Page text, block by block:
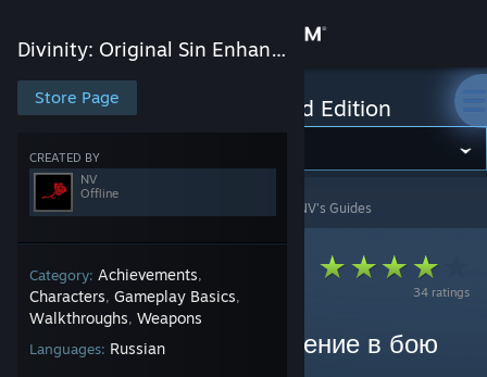
Store
Community
About
Support
Divinity: Original Sin Enhanced Edition
Store Page
CREATED BY
NV
Offline
Category: Achievements,
Characters, Gameplay Basics,
Walkthroughs, Weapons
Languages: Russian
Divinity: Original Sin Enhanced Edition
Divinity: Original Sin Enhanced Edition NV's Guides
34 ratings
Телекинез и его применение в бою